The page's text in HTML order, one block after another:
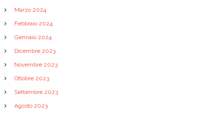
Marzo 2024
Febbraio 2024
Gennaio 2024
Dicembre 2023
Novembre 2023
Ottobre 2023
Settembre 2023
Agosto 2023